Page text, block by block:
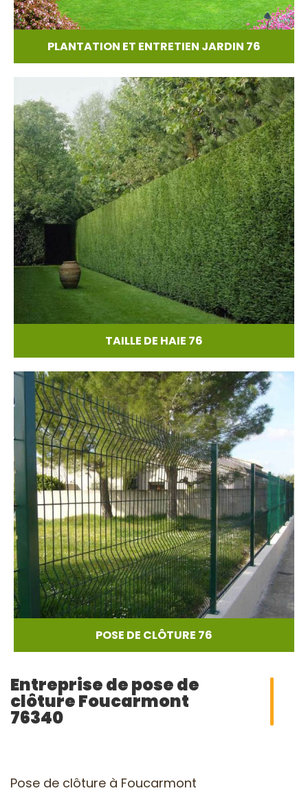
PLANTATION ET ENTRETIEN JARDIN 76
TAILLE DE HAIE 76
POSE DE CLÔTURE 76
Entreprise de pose de
clôture Foucarmont
76340
Pose de clôture à Foucarmont